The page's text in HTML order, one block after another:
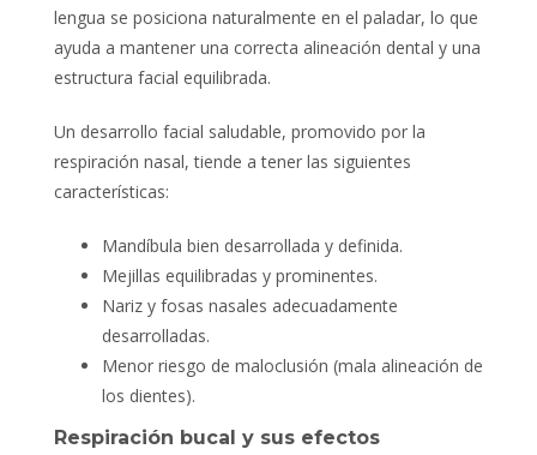
lengua se posiciona naturalmente en el paladar, lo que
ayuda a mantener una correcta alineación dental y una
estructura facial equilibrada.
Un desarrollo facial saludable, promovido por la
respiración nasal, tiende a tener las siguientes
características:
Mandíbula bien desarrollada y definida.
Mejillas equilibradas y prominentes.
Nariz y fosas nasales adecuadamente
desarrolladas.
Menor riesgo de maloclusión (mala alineación de
los dientes).
Respiración bucal y sus efectos